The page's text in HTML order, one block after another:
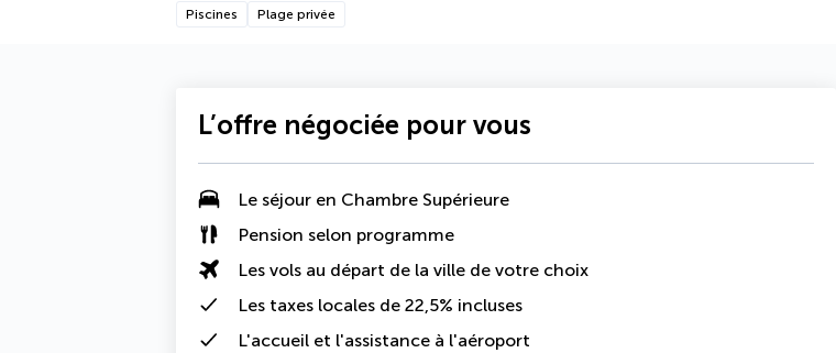
Piscines Plage privée
L’offre négociée pour vous
Le séjour en Chambre Supérieure
Pension selon programme
Les vols au départ de la ville de votre choix
Les taxes locales de 22,5% incluses
L'accueil et l'assistance à l'aéroport